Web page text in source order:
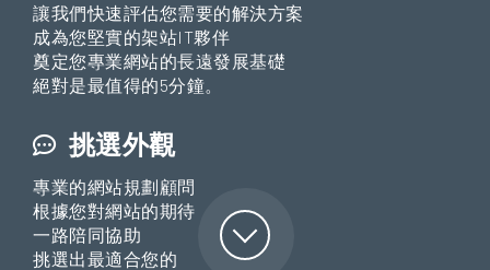
讓我們快速評估您需要的解決方案
成為您堅實的架站IT夥伴
奠定您專業網站的長遠發展基礎
絕對是最值得的5分鐘。
挑選外觀
專業的網站規劃顧問
根據您對網站的期待
一路陪同協助
挑選出最適合您的